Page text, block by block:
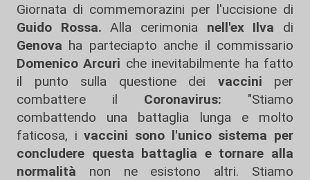
Giornata di commemorazini per l'uccisione di
Guido Rossa. Alla cerimonia nell'ex Ilva di
Genova ha parteciapto anche il commissario
Domenico Arcuri che inevitabilmente ha fatto
il punto sulla questione dei vaccini per
combattere il Coronavirus: "Stiamo
combattendo una battaglia lunga e molto
faticosa, ivaccini sono l'unico sistema per
concludere questa battaglia e tornare alla
normalità non ne esistono altri. Stiamo